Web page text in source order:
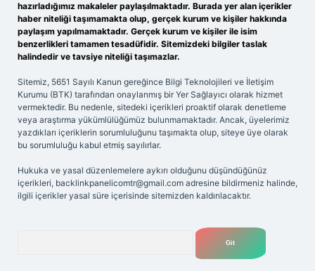
hazırladığımız makaleler paylaşılmaktadır. Burada yer alan içerikler
haber niteliği taşımamakta olup, gerçek kurum ve kişiler hakkında
paylaşım yapılmamaktadır. Gerçek kurum ve kişiler ile isim
benzerlikleri tamamen tesadüfidir. Sitemizdeki bilgiler taslak
halindedir ve tavsiye niteliği taşımazlar.
Sitemiz, 5651 Sayılı Kanun gereğince Bilgi Teknolojileri ve İletişim
Kurumu (BTK) tarafından onaylanmış bir Yer Sağlayıcı olarak hizmet
vermektedir. Bu nedenle, sitedeki içerikleri proaktif olarak denetleme
veya araştırma yükümlülüğümüz bulunmamaktadır. Ancak, üyelerimiz
yazdıkları içeriklerin sorumluluğunu taşımakta olup, siteye üye olarak
bu sorumluluğu kabul etmiş sayılırlar.
Hukuka ve yasal düzenlemelere aykırı olduğunu düşündüğünüz
içerikleri, backlinkpanelicomtr@gmail.com adresine bildirmeniz halinde,
ilgili içerikler yasal süre içerisinde sitemizden kaldırılacaktır.